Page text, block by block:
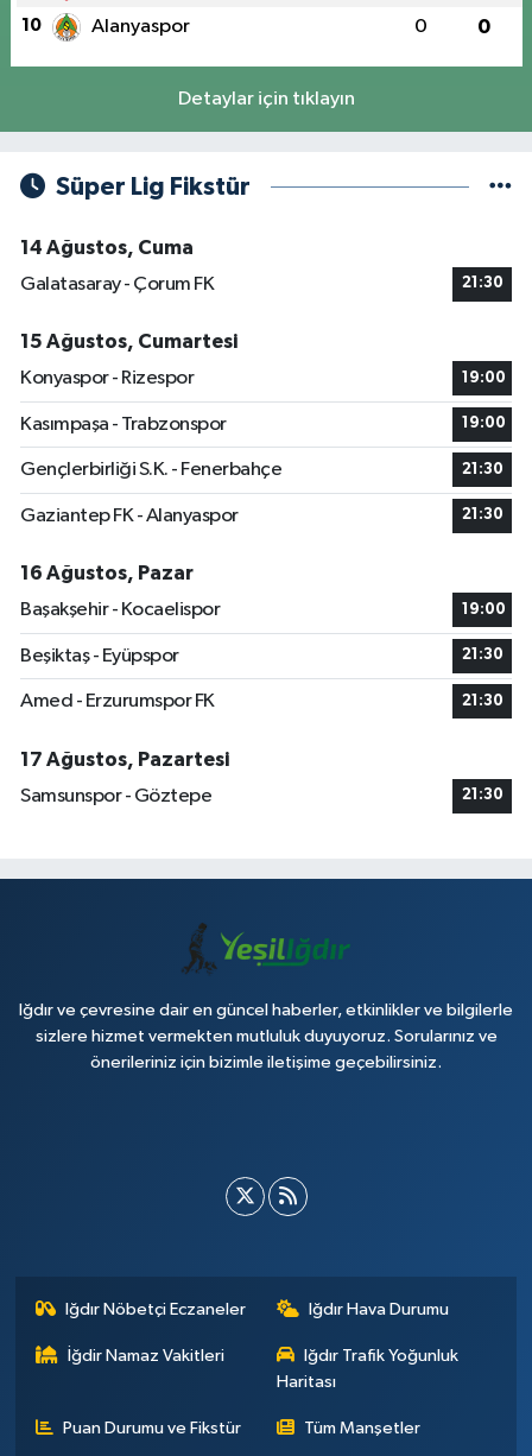
10 Alanyaspor 0 0
Detaylar için tıklayın
Süper Lig Fikstür
14 Ağustos, Cuma
Galatasaray - Çorum FK
21:30
15 Ağustos, Cumartesi
Konyaspor - Rizespor
19:00
Kasımpaşa - Trabzonspor 19:00
Gençlerbirliği S.K. - Fenerbahçe 21:30
Gaziantep FK - Alanyaspor 21:30
16 Ağustos, Pazar
Başakşehir - Kocaelispor
19:00
Beşiktaş - Eyüpspor 21:30
Amed - Erzurumspor FK 21:30
17 Ağustos, Pazartesi
Samsunspor - Göztepe
21:30
Iğdır ve çevresine dair en güncel haberler, etkinlikler ve bilgilerle
sizlere hizmet vermekten mutluluk duyuyoruz. Sorularınız ve
önerileriniz için bizimle iletişime geçebilirsiniz.
Iğdır Nöbetçi Eczaneler Iğdır Hava Durumu
İğdir Namaz Vakitleri
Iğdır Trafik Yoğunluk
Haritası
Puan Durumu ve Fikstür Tüm Manşetler